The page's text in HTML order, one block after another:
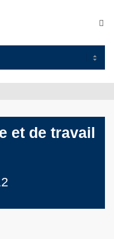
et de travail